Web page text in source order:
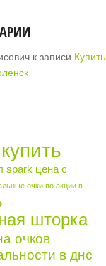
к записи Купить
spark цена с
очки по акции в
шторка
очков
в днс